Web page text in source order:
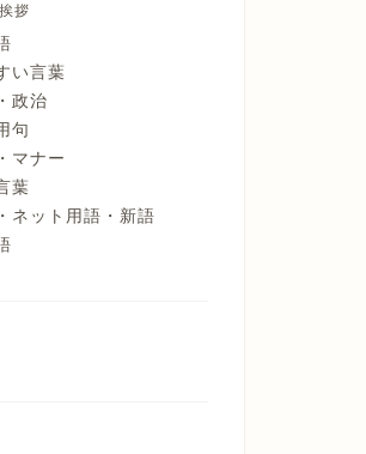
拶
い言葉
政治
句
マナー
葉
ネット用語・新語